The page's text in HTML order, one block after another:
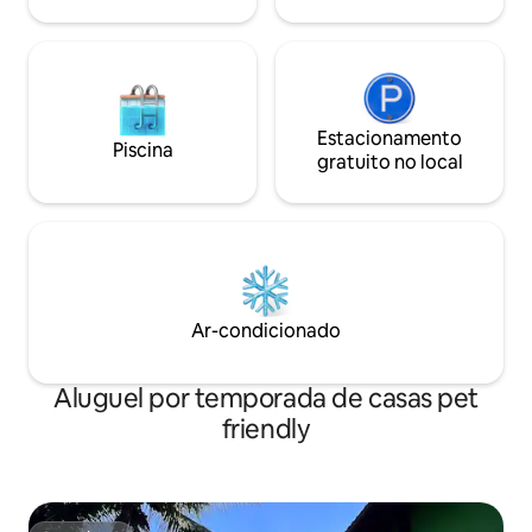
Piscina
Estacionamento
gratuito no local
Ar-condicionado
Aluguel por temporada de casas pet
friendly